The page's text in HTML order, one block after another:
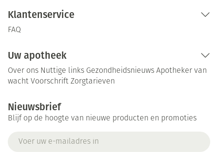
Klantenservice
FAQ
Uw apotheek
Over ons Nuttige links Gezondheidsnieuws Apotheker van
wacht Voorschrift Zorgtarieven
Nieuwsbrief
Blijf op de hoogte van nieuwe producten en promoties